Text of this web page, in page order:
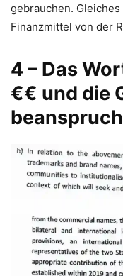
gebrauchen.
Finanzmittel von der
4 – Das
€€ und die